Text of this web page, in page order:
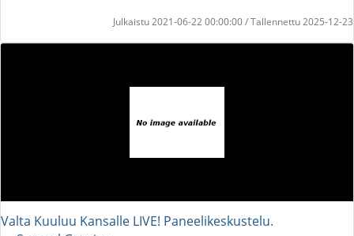
Julkaistu 2021-06-22 00:00:00 / Tallennettu 2025-12-23
Valta Kuuluu Kansalle LIVE! Paneelikeskustelu.